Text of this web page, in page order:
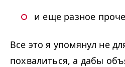
и еще разное
Все это я упомянул не
похвалиться, а дабы